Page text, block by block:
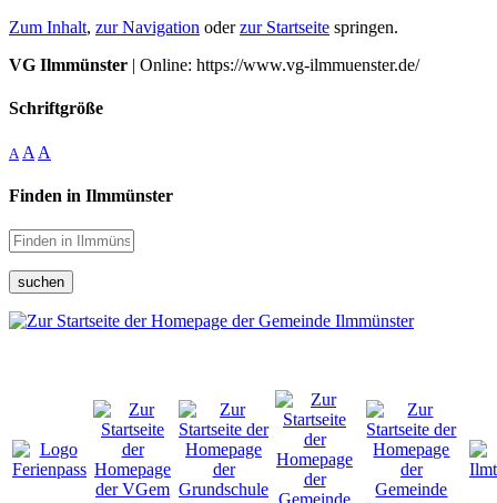
Zum Inhalt, zur Navigation oderzur Startseite springen.
VG Ilmmünster | Online: https://www.vg-ilmmuenster.de/
Schriftgröße
A A A
Finden in Ilmmünster
suchen